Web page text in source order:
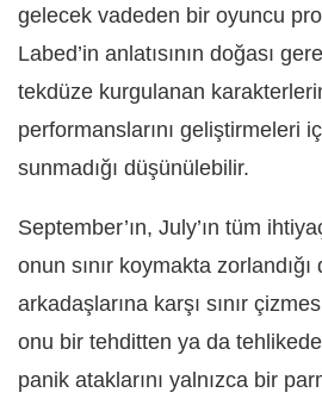
gelecek vadeden bir oyuncu
Labed’in anlatısının doğası
tekdüze kurgulanan
performanslarını geliştirmeleri
sunmadığı düşünülebilir.
September’ın, July’ın tüm
onun sınır koymakta
arkadaşlarına karşı sınır
onu bir tehditten ya da
panik ataklarını yalnızca bir